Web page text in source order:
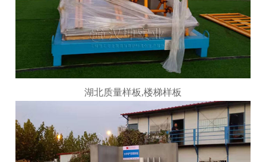
湖北质量样板,楼梯样板